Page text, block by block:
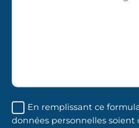
RGPD
*
En remplissant ce
données personnelles